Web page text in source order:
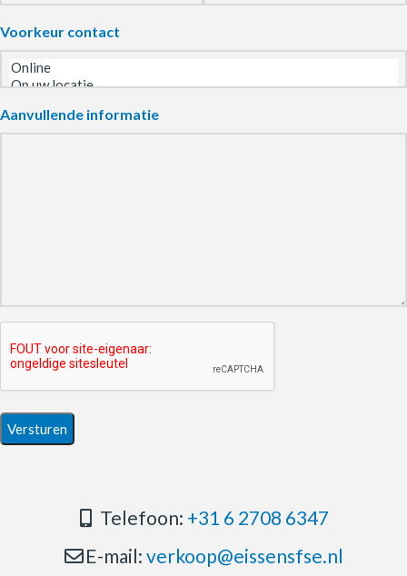
Voorkeur contact
Aanvullende informatie
Telefoon: +31 6 2708 6347
E-mail: verkoop@eissensfse.nl